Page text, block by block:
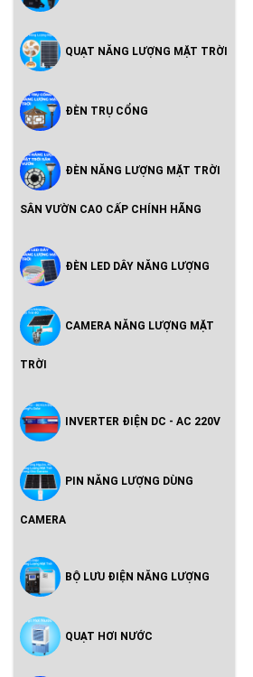
Vườn Cao Cấp Chính Hãng
Hoàng Quốc Bảo - Độ Sáng Cao,
QUẠT NĂNG LƯỢNG MẶT TRỜI
ĐÈN TRỤ CỔNG
ĐÈN NĂNG LƯỢNG MẶT TRỜI
SÂN VƯỜN CAO CẤP CHÍNH HÃNG
ĐÈN LED DÂY NĂNG LƯỢNG
CAMERA NĂNG LƯỢNG MẶT
TRỜI
INVERTER ĐIỆN DC - AC 220V
PIN NĂNG LƯỢNG DÙNG
CAMERA
BỘ LƯU ĐIỆN NĂNG LƯỢNG
QUẠT HƠI NƯỚC